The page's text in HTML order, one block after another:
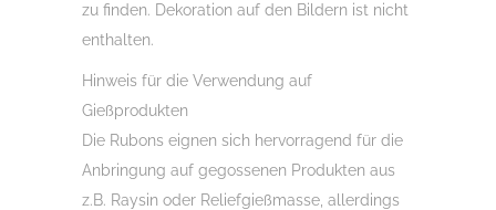
zu finden. Dekoration auf den Bildern ist nicht
enthalten.
Hinweis für die Verwendung auf
Gießprodukten
Die Rubons eignen sich hervorragend für die
Anbringung auf gegossenen Produkten aus
z.B. Raysin oder Reliefgießmasse, allerdings